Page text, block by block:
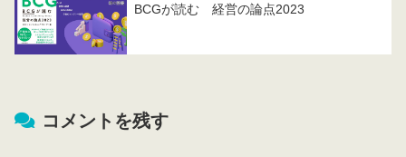
BCGが読む 経営の論点2023
コメントを残す